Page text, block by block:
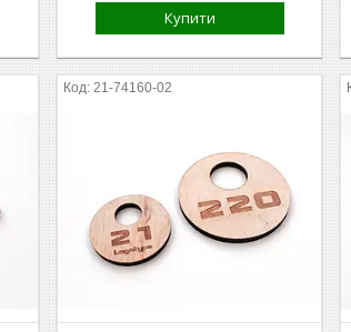
Купити
21-74160-02